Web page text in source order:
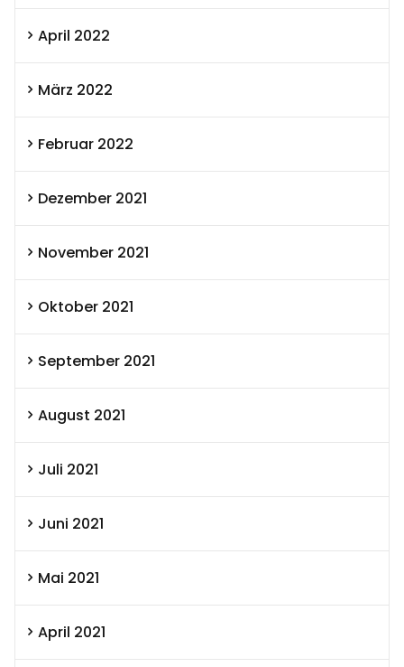
April 2022
März 2022
Februar 2022
Dezember 2021
November 2021
Oktober 2021
September 2021
August 2021
Juli 2021
Juni 2021
Mai 2021
April 2021